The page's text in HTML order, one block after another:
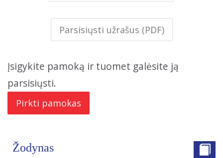
Parsisiųsti užrašus (PDF)
Įsigykite pamoką ir tuomet galėsite ją
parsisiųsti.
Pirkti pamokas
Žodynas